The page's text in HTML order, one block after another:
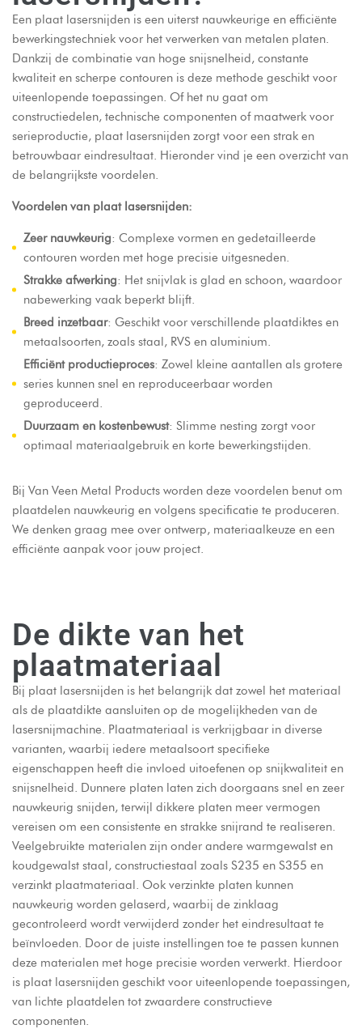
Een plaat lasersnijden is een uiterst nauwkeurige en efficiënte
bewerkingstechniek voor het verwerken van metalen platen.
Dankzij de combinatie van hoge snijsnelheid, constante
kwaliteit en scherpe contouren is deze methode geschikt voor
uiteenlopende toepassingen. Of het nu gaat om
constructiedelen, technische componenten of maatwerk voor
serieproductie, plaat lasersnijden zorgt voor een strak en
betrouwbaar eindresultaat. Hieronder vind je een overzicht van
de belangrijkste voordelen.
Voordelen van plaat lasersnijden:
Zeer nauwkeurig: Complexe vormen en gedetailleerde
contouren worden met hoge precisie uitgesneden.
Strakke afwerking: Het snijvlak is glad en schoon, waardoor
nabewerking vaak beperkt blijft.
Breed inzetbaar: Geschikt voor verschillende plaatdiktes en
metaalsoorten, zoals staal, RVS en aluminium.
Efficiënt productieproces: Zowel kleine aantallen als grotere
series kunnen snel en reproduceerbaar worden
geproduceerd.
Duurzaam en kostenbewust: Slimme nesting zorgt voor
optimaal materiaalgebruik en korte bewerkingstijden.
Bij Van Veen Metal Products worden deze voordelen benut om
plaatdelen nauwkeurig en volgens specificatie te produceren.
We denken graag mee over ontwerp, materiaalkeuze en een
efficiënte aanpak voor jouw project.
De dikte van het
plaatmateriaal
Bij plaat lasersnijden is het belangrijk dat zowel het materiaal
als de plaatdikte aansluiten op de mogelijkheden van de
lasersnijmachine. Plaatmateriaal is verkrijgbaar in diverse
varianten, waarbij iedere metaalsoort specifieke
eigenschappen heeft die invloed uitoefenen op snijkwaliteit en
snijsnelheid. Dunnere platen laten zich doorgaans snel en zeer
nauwkeurig snijden, terwijl dikkere platen meer vermogen
vereisen om een consistente en strakke snijrand te realiseren.
Veelgebruikte materialen zijn onder andere warmgewalst en
koudgewalst staal, constructiestaal zoals S235 en S355 en
verzinkt plaatmateriaal. Ook verzinkte platen kunnen
nauwkeurig worden gelaserd, waarbij de zinklaag
gecontroleerd wordt verwijderd zonder het eindresultaat te
beïnvloeden. Door de juiste instellingen toe te passen kunnen
deze materialen met hoge precisie worden verwerkt. Hierdoor
is plaat lasersnijden geschikt voor uiteenlopende toepassingen,
van lichte plaatdelen tot zwaardere constructieve
componenten.